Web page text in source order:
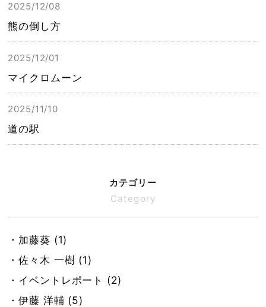
2025/12/08
熊の倒し方
2025/12/01
マイクロムーン
2025/11/10
道の駅
カテゴリー
Category
・加藤葵 (1)
・佐々木 一樹 (1)
・イベントレポート (2)
・伊藤 洋輔 (5)